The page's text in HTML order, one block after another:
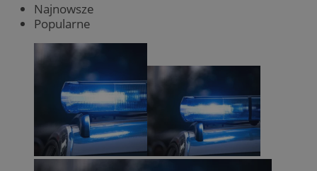
Najnowsze
Popularne